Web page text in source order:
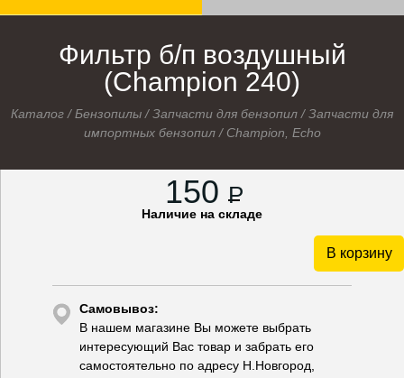
Фильтр б/п воздушный
(Champion 240)
Каталог /Бензопилы /Запчасти для бензопил /Запчасти для
импортных бензопил/ Champion, Echo
150 P
Наличие на складе
В корзину
Самовывоз:
В нашем магазине Вы можете выбрать
интересующий Вас товар и забрать его
самостоятельно по адресу Н.Новгород,